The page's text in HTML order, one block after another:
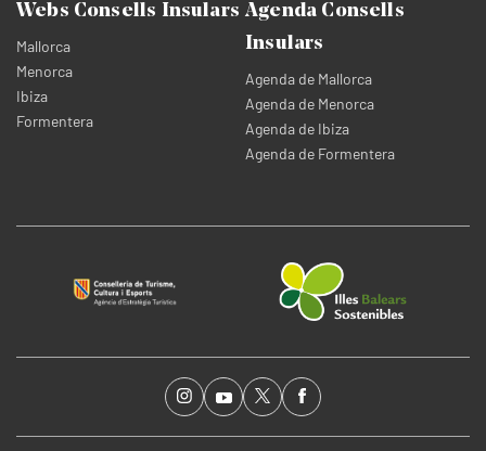
Webs Consells Insulars
Mallorca
Menorca
Ibiza
Formentera
Agenda Consells
Insulars
Agenda de Mallorca
Agenda de Menorca
Agenda de Ibiza
Agenda de Formentera